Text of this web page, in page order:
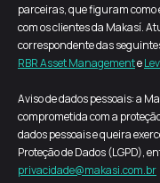
parceiras, que figuram
com os clientes da Makasí.
correspondente das
RBR Asset Managemente
Aviso de dados pessoais: a
comprometida com a
dados pessoais e queira
Proteção de Dados (LGPD),
privacidade@makasi.com.br